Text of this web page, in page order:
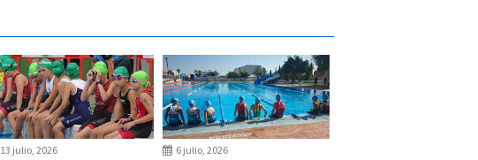
13 julio, 2026 6 julio, 2026